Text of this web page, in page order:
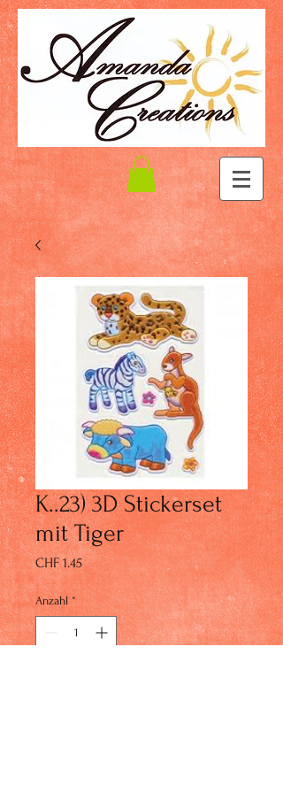
K..23) 3D Stickerset
mit Tiger
CHF 1.45Preis
Anzahl *